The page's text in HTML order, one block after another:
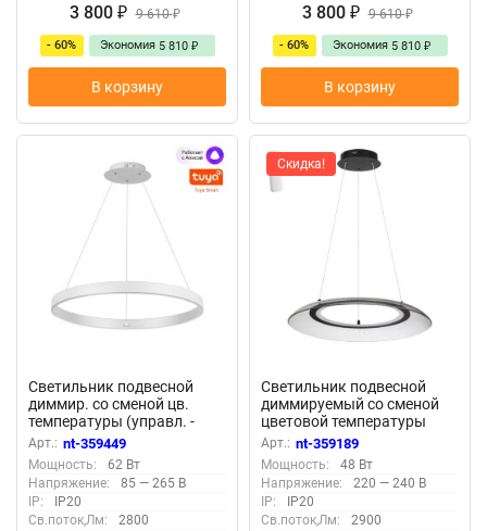
3 800 ₽ 9 610₽
- 60% Экономия 5 810 ₽
В корзину
3 800 ₽ 9 610₽
- 60% Экономия 5 810 ₽
В корзину
Светильник подвесной
диммир. со сменой цв.
температуры (управл. -
пульт ДУ или прилож.
Smart Life) «Novotech»
359449, серия: SOTTO
(крепление на планке) -
Приложение Smart Life
Арт.: nt-359449
Мощность:
62 Вт
Напряжение:
85 — 265 В
IP:
IP20
Св.поток,Лм:
2800
Скидка!
Светильник подвесной
диммируемый со сменой
цветовой температуры
(беспроводной пульт ДУ в
комплекте) «Novotech»
359189, серия: WELLE - -
Арт.: nt-359189
Мощность:
48 Вт
Напряжение:
220 — 240 В
IP:
IP20
Св.поток,Лм:
2900